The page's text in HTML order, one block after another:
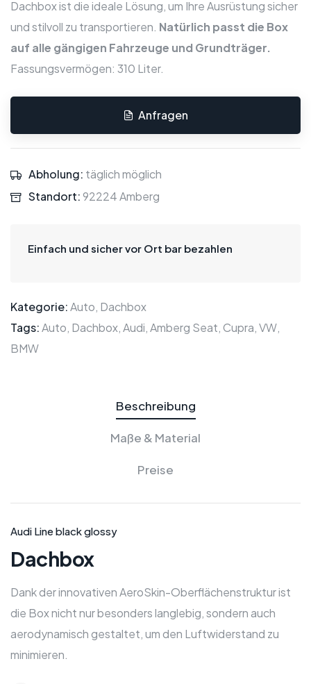
Dachbox ist die ideale Lösung, um Ihre Ausrüstung sicher
und stilvoll zu transportieren. Natürlich passt die Box
auf alle gängigen Fahrzeuge und Grundträger.
Fassungsvermögen: 310 Liter.
Anfragen
Abholung: täglich möglich
Standort:92224 Amberg
Einfach und sicher vor Ort bar bezahlen
Kategorie:Auto, Dachbox
Tags:Auto, Dachbox,Audi,Amberg Seat, Cupra,VW,
BMW
Beschreibung
Maße & Material
Preise
Audi Line black glossy
Dachbox
Dank der innovativen AeroSkin-Oberflächenstruktur ist
die Box nicht nur besonders langlebig, sondern auch
aerodynamisch gestaltet, um den Luftwiderstand zu
minimieren.